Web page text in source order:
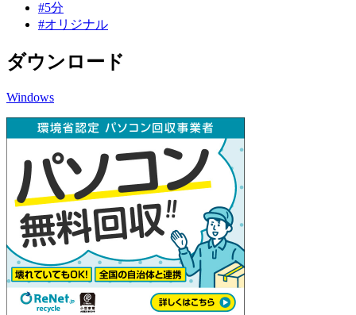
#5分
#オリジナル
ダウンロード
Windows